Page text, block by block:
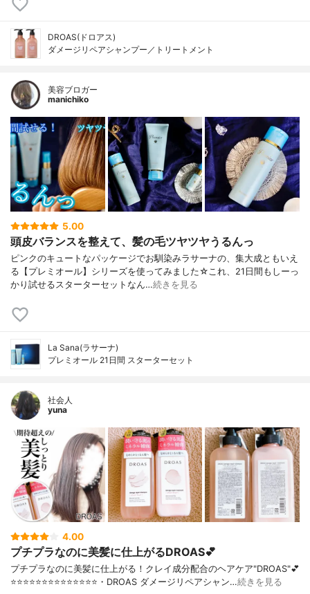
DROAS(ドロアス)
ダメージリペアシャンプー／トリートメント
美容ブロガー
manichiko
5.00
頭皮バランスを整えて、髪の毛ツヤツヤうるんっ
ピンクのキュートなパッケージでお馴染みラサーナの、集大成ともいえ
る【プレミオール】シリーズを使ってみました☆これ、21日間もしーっ
かり試せるスターターセットなん…続きを見る
La Sana(ラサーナ)
プレミオール 21日間 スターターセット
社会人
yuna
4.00
プチプラなのに美髪に仕上がるDROAS💕
プチプラなのに美髪に仕上がる！クレイ成分配合のヘアケア"DROAS"💕
⭐️⭐️⭐️⭐️⭐️⭐️⭐️⭐️⭐️⭐️⭐️⭐️⭐️⭐️・DROAS ダメージリペアシャン…続きを見る